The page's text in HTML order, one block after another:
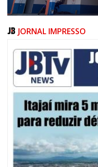
09/08/2026 | 07:00
Defesa Civil de Itajaí
ITAJAÍ
JORNAL IMPRESSO